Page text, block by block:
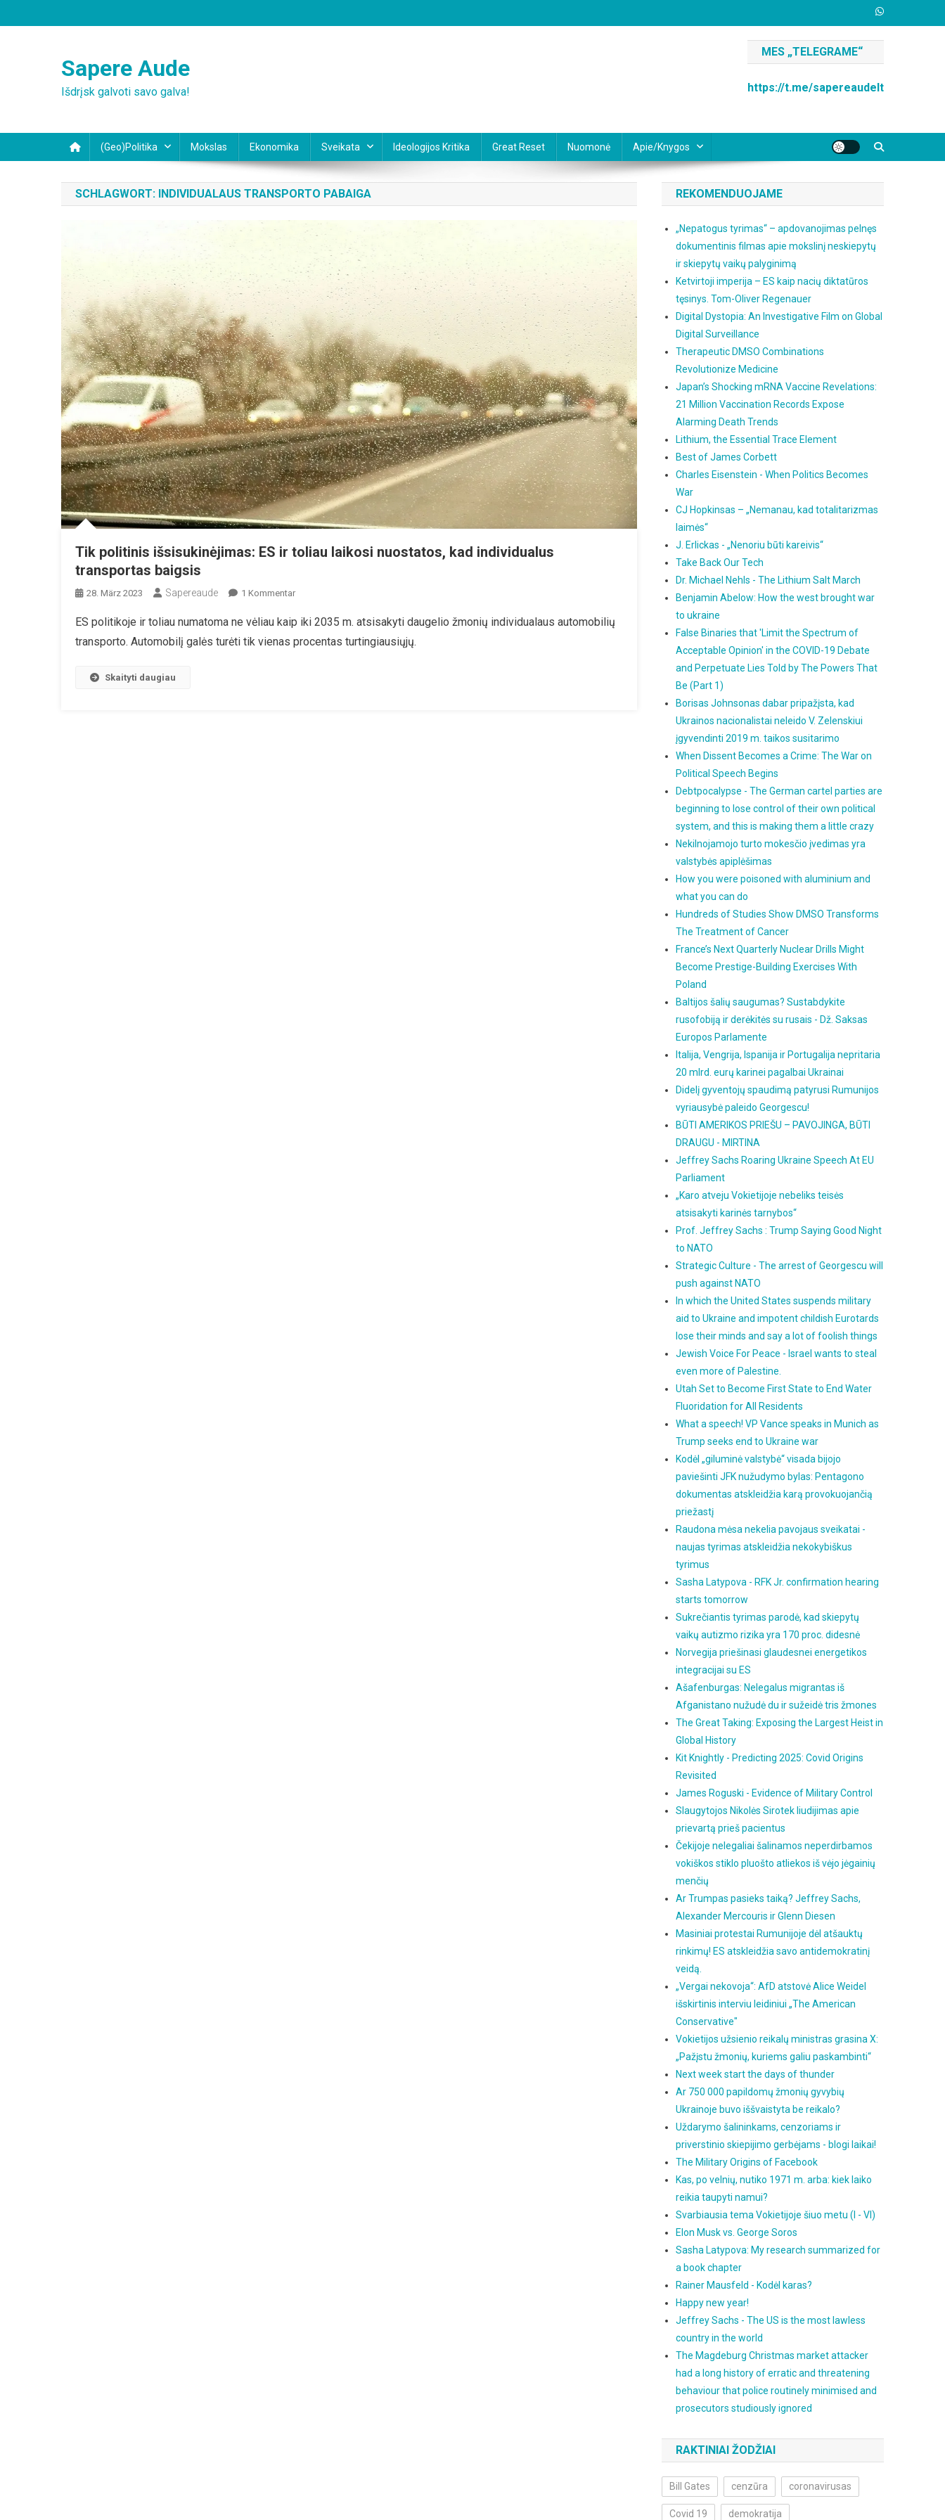
to
Sapere Aude
Išdrįsk galvoti savo galva!
MES „TELEGRAME“
https://t.me/sapereaudelt
(Geo)Politika Mokslas Ekonomika Sveikata Ideologijos Kritika Great Reset Nuomonė Apie/knygos
SCHLAGWORT: INDIVIDUALAUS TRANSPORTO PABAIGA
Tik politinis išsisukinėjimas: ES ir toliau laikosi nuostatos, kad individualus
transportas baigsis
28. März 2023 Sapereaude 1 KommentarZu
Politinis
Išsisukinėjimas:
ES politikoje ir toliau numatoma ne vėliau kaip iki 2035 m. atsisakyti daugelio žmonių individualaus automobilių
transporto. Automobilį galės turėti tik vienas procentas turtingiausiųjų.
Skaityti daugiau
REKOMENDUOJAME
„Nepatogus tyrimas“ – apdovanojimas pelnęs
dokumentinis filmas apie mokslinį neskiepytų
ir skiepytų vaikų palyginimą
Ketvirtoji imperija – ES kaip nacių diktatūros
tęsinys. Tom-Oliver Regenauer
Digital Dystopia: An Investigative Film on Global
Digital Surveillance
Therapeutic DMSO Combinations
Revolutionize Medicine
Japan’s Shocking mRNA Vaccine Revelations:
21 Million Vaccination Records Expose
Alarming Death Trends
Lithium, the Essential Trace Element
Best of James Corbett
Charles Eisenstein - When Politics Becomes
War
CJ Hopkinsas – „Nemanau, kad totalitarizmas
laimės“
J. Erlickas - „Nenoriu būti kareivis“
Take Back Our Tech
Dr. Michael Nehls - The Lithium Salt March
Benjamin Abelow: How the west brought war
to ukraine
False Binaries that 'Limit the Spectrum of
Acceptable Opinion' in the COVID-19 Debate
and Perpetuate Lies Told by The Powers That
Be (Part 1)
Borisas Johnsonas dabar pripažįsta, kad
Ukrainos nacionalistai neleido V. Zelenskiui
įgyvendinti 2019 m. taikos susitarimo
When Dissent Becomes a Crime: The War on
Political Speech Begins
Debtpocalypse - The German cartel parties are
beginning to lose control of their own political
system, and this is making them a little crazy
Nekilnojamojo turto mokesčio įvedimas yra
valstybės apiplėšimas
How you were poisoned with aluminium and
what you can do
Hundreds of Studies Show DMSO Transforms
The Treatment of Cancer
France’s Next Quarterly Nuclear Drills Might
Become Prestige-Building Exercises With
Poland
Baltijos šalių saugumas? Sustabdykite
rusofobiją ir derėkitės su rusais - Dž. Saksas
Europos Parlamente
Italija, Vengrija, Ispanija ir Portugalija nepritaria
20 mlrd. eurų karinei pagalbai Ukrainai
Didelį gyventojų spaudimą patyrusi Rumunijos
vyriausybė paleido Georgescu!
BŪTI AMERIKOS PRIEŠU – PAVOJINGA, BŪTI
DRAUGU - MIRTINA
Jeffrey Sachs Roaring Ukraine Speech At EU
Parliament
„Karo atveju Vokietijoje nebeliks teisės
atsisakyti karinės tarnybos“
Prof. Jeffrey Sachs : Trump Saying Good Night
to NATO
Strategic Culture - The arrest of Georgescu will
push against NATO
In which the United States suspends military
aid to Ukraine and impotent childish Eurotards
lose their minds and say a lot of foolish things
Jewish Voice For Peace - Israel wants to steal
even more of Palestine.
Utah Set to Become First State to End Water
Fluoridation for All Residents
What a speech! VP Vance speaks in Munich as
Trump seeks end to Ukraine war
Kodėl „giluminė valstybė“ visada bijojo
paviešinti JFK nužudymo bylas: Pentagono
dokumentas atskleidžia karą provokuojančią
priežastį
Raudona mėsa nekelia pavojaus sveikatai -
naujas tyrimas atskleidžia nekokybiškus
tyrimus
Sasha Latypova - RFK Jr. confirmation hearing
starts tomorrow
Sukrečiantis tyrimas parodė, kad skiepytų
vaikų autizmo rizika yra 170 proc. didesnė
Norvegija priešinasi glaudesnei energetikos
integracijai su ES
Ašafenburgas: Nelegalus migrantas iš
Afganistano nužudė du ir sužeidė tris žmones
The Great Taking: Exposing the Largest Heist in
Global History
Kit Knightly - Predicting 2025: Covid Origins
Revisited
James Roguski - Evidence of Military Control
Slaugytojos Nikolės Sirotek liudijimas apie
prievartą prieš pacientus
Čekijoje nelegaliai šalinamos neperdirbamos
vokiškos stiklo pluošto atliekos iš vėjo jėgainių
menčių
Ar Trumpas pasieks taiką? Jeffrey Sachs,
Alexander Mercouris ir Glenn Diesen
Masiniai protestai Rumunijoje dėl atšauktų
rinkimų! ES atskleidžia savo antidemokratinį
veidą.
„Vergai nekovoja“: AfD atstovė Alice Weidel
išskirtinis interviu leidiniui „The American
Conservative"
Vokietijos užsienio reikalų ministras grasina X:
„Pažįstu žmonių, kuriems galiu paskambinti“
Next week start the days of thunder
Ar 750 000 papildomų žmonių gyvybių
Ukrainoje buvo iššvaistyta be reikalo?
Uždarymo šalininkams, cenzoriams ir
priverstinio skiepijimo gerbėjams - blogi laikai!
The Military Origins of Facebook
Kas, po velnių, nutiko 1971 m. arba: kiek laiko
reikia taupyti namui?
Svarbiausia tema Vokietijoje šiuo metu (I - VI)
Elon Musk vs. George Soros
Sasha Latypova: My research summarized for
a book chapter
Rainer Mausfeld - Kodėl karas?
Happy new year!
Jeffrey Sachs - The US is the most lawless
country in the world
The Magdeburg Christmas market attacker
had a long history of erratic and threatening
behaviour that police routinely minimised and
prosecutors studiously ignored
RAKTINIAI ŽODŽIAI
Bill Gates cenzūra coronavirusas
Covid 19 demokratija